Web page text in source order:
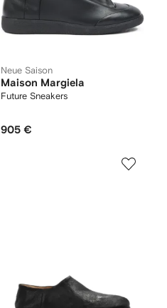
Neue Saison
Maison Margiela
Future Sneakers
905 €